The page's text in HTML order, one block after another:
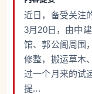
近日，备受关注
3月20日，由中
馆、郭公阁周围
修整，搬运草木
过一个月来的试
提...